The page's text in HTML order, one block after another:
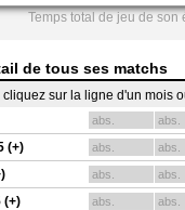
Temps total de jeu de son
de tous ses matchs
cliquez sur la ligne d'un mois
abs. abs.
(+) abs. abs.
abs. abs.
(+) abs. abs.